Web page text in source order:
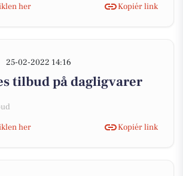
her
Kopiér link
25-02-2022 14:16
tilbud på dagligvarer
her
Kopiér link